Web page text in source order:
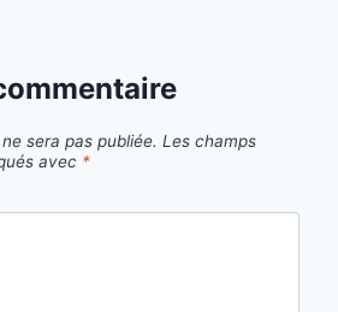
sera pas publiée. Les champs
avec *